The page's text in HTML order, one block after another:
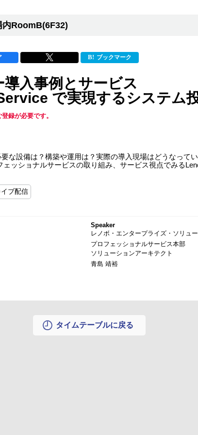
内RoomB(6F32)
ブックマーク
入事例とサービス
で実現するシステム
録が必要です。
な設備は？構築や運用は？実際の導入現場はどうなってい
ッショナルサービスの取り組み、サービス視点でみる
ブ配信
Speaker
レノボ・エンタープライズ・ソリュー
プロフェッショナルサービス本部
ソリューションアーキテクト
青島 靖裕
タイムテーブルに戻る